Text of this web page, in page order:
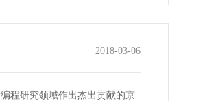
2018-03-06
程研究领域作出杰出贡献的京